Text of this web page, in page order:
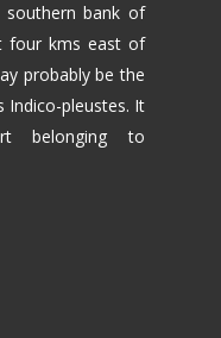
bank of
four kms east of
probably be the
Indico-pleustes. It
belonging to